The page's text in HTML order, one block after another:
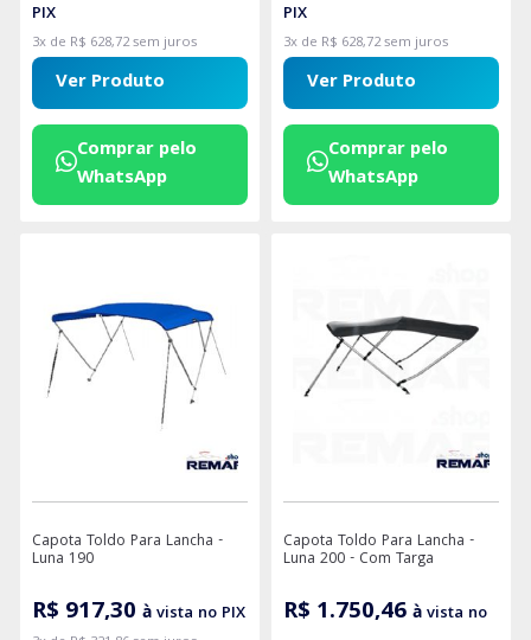
PIX
3x de R$ 628,72 sem juros
Ver Produto
Comprar pelo
WhatsApp
PIX
3x de R$ 628,72 sem juros
Ver Produto
Comprar pelo
WhatsApp
Capota Toldo Para Lancha -
Luna 190
R$ 917,30 à vista no PIX
Capota Toldo Para Lancha -
Luna 200 - Com Targa
R$ 1.750,46 à vista no